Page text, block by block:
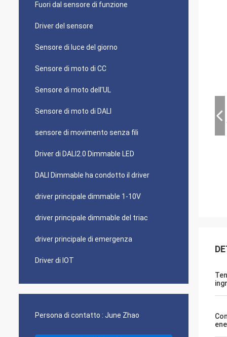
Fuori dal sensore di funzione
Driver del sensore
Sensore di luce del giorno
Sensore di moto di CC
Sensore di moto dell'UL
Sensore di moto di DALI
sensore di movimento senza fili
Driver di DALI2.0 Dimmable LED
DALI Dimmable ha condotto il driver
driver principale dimmable 1-10V
driver principale dimmable del triac
driver principale di emergenza
Driver di IOT
Persona di contatto : June Zhao